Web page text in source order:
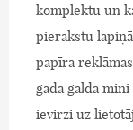
komplektu un
pierakstu
papīra
gada galda
ievirzi uz